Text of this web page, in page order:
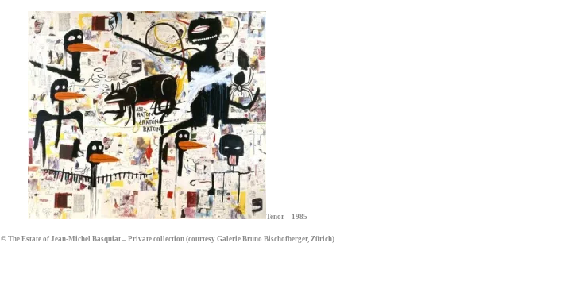
Tenor – 1985
© The Estate of Jean-Michel Basquiat – Private collection (courtesy Galerie Bruno Bischofberger, Zürich)